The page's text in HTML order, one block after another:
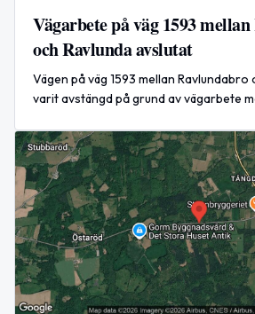
Vägarbete på väg 1593
och Ravlunda avslutat
Vägen på väg 1593 mellan Ravlundabro
varit avstängd på grund av vägarbete